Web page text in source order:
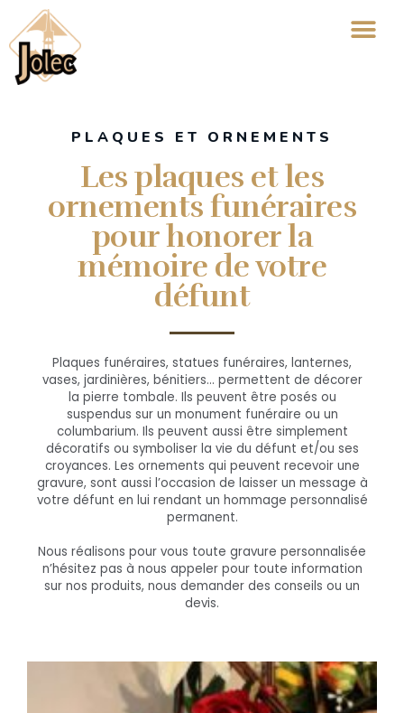
PLAQUES ET ORNEMENTS
Les plaques et les
ornements funéraires
pour honorer la
mémoire de votre
défunt
Plaques funéraires, statues funéraires, lanternes,
vases, jardinières, bénitiers… permettent de décorer
la pierre tombale. Ils peuvent être posés ou
suspendus sur un monument funéraire ou un
columbarium. Ils peuvent aussi être simplement
décoratifs ou symboliser la vie du défunt et/ou ses
croyances. Les ornements qui peuvent recevoir une
gravure, sont aussi l’occasion de laisser un message à
votre défunt en lui rendant un hommage personnalisé
permanent.
Nous réalisons pour vous toute gravure personnalisée
n’hésitez pas à nous appeler pour toute information
sur nos produits, nous demander des conseils ou un
devis.